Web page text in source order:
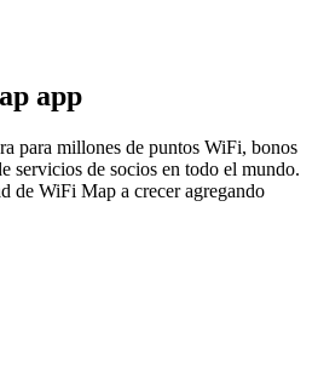
app
para millones de puntos WiFi, bonos
servicios de socios en todo el mundo.
de WiFi Map a crecer agregando